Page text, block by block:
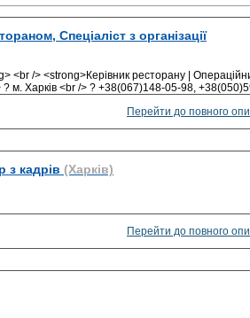
Спеціаліст з організації
<br /> <strong>Керівник ресторану |
м. Харків <br /> ? +38(067)148-05-98,
Перейти до повного
з кадрів (Харків)
Перейти до повного